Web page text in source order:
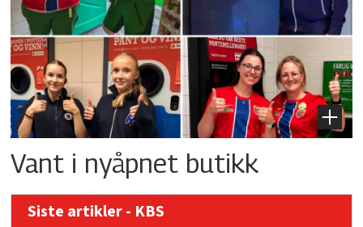
Vant i nyåpnet butikk
Siste artikler - KBS